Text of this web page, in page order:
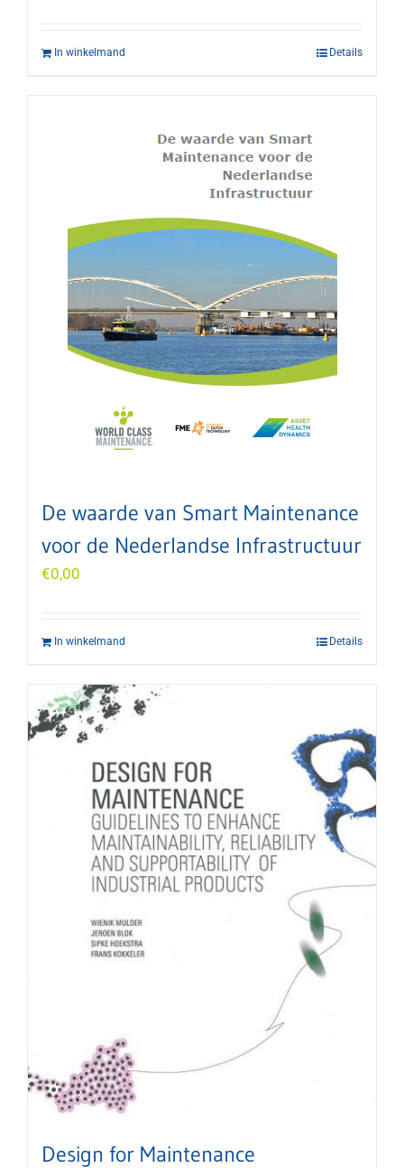
In winkelmand Details
De waarde van Smart Maintenance
voor de Nederlandse Infrastructuur
€0,00
In winkelmand Details
Design for Maintenance